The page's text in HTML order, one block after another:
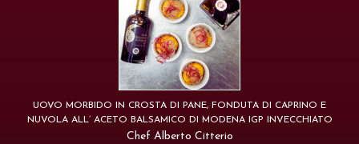
UOVO MORBIDO IN CROSTA DI PANE, FONDUTA DI CAPRINO E
NUVOLA ALL’ ACETO BALSAMICO DI MODENA IGP INVECCHIATO
Chef Alberto Citterio